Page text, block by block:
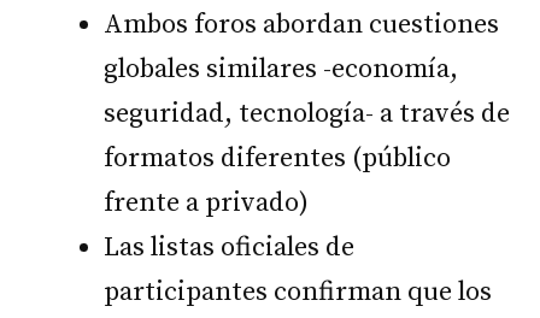
Ambos foros abordan cuestiones
globales similares -economía,
seguridad, tecnología- a través de
formatos diferentes (público
frente a privado)
Las listas oficiales de
participantes confirman que los